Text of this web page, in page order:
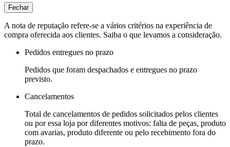
Fechar
A nota de reputação refere-se a vários critérios na experiência de
compra oferecida aos clientes. Saiba o que levamos a consideração.
Pedidos entregues no prazo
Pedidos que foram despachados e entregues no prazo
previsto.
Cancelamentos
Total de cancelamentos de pedidos solicitados pelos clientes
ou por essa loja por diferentes motivos: falta de peças, produto
com avarias, produto diferente ou pelo recebimento fora do
prazo.